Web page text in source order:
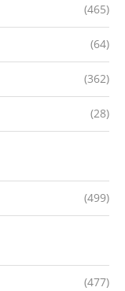
(465)
(64)
(362)
(28)
(499)
(477)